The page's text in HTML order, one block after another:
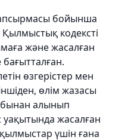
бойынша
кодексті
және жасалған
бағытталған.
өзгерістер мен
өлім жазасы
алынып
уақытында жасалған
үшін ғана